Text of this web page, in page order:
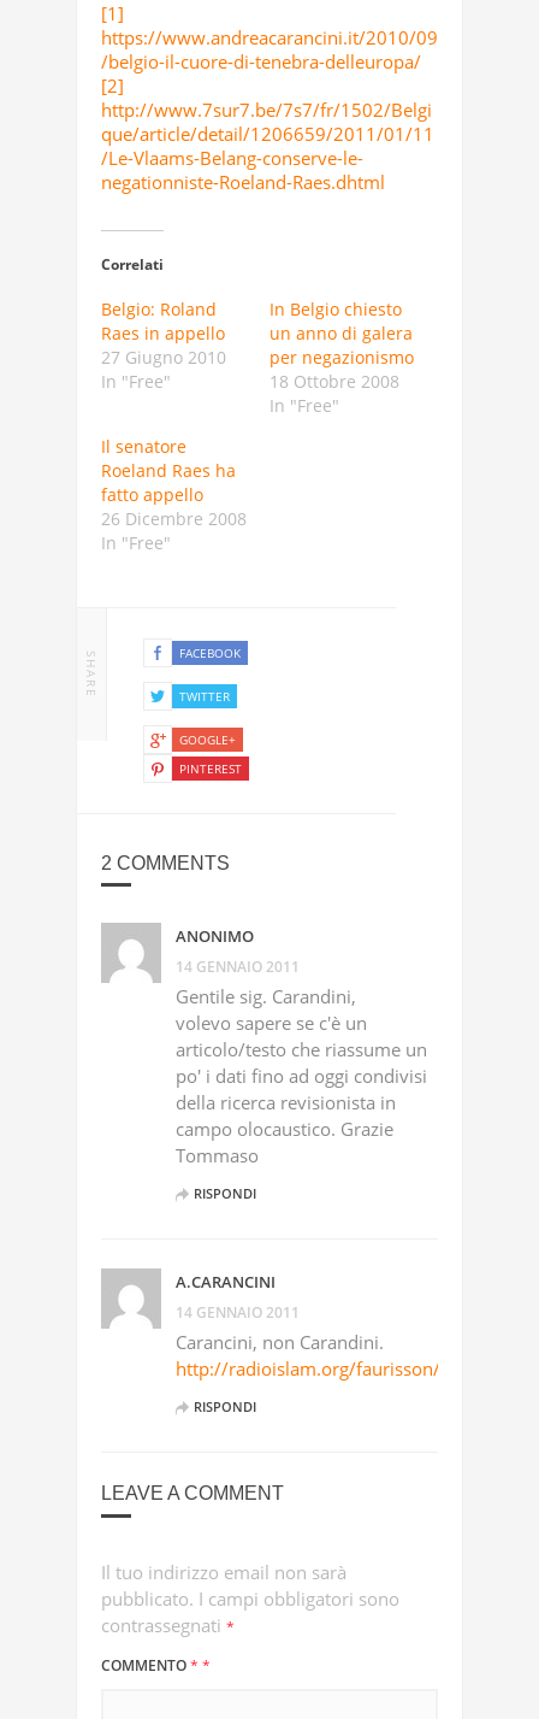
[1]
https://www.andreacarancini.it/2010/09
/belgio-il-cuore-di-tenebra-delleuropa/
[2]
http://www.7sur7.be/7s7/fr/1502/Belgi
que/article/detail/1206659/2011/01/11
/Le-Vlaams-Belang-conserve-le-
negationniste-Roeland-Raes.dhtml
Correlati
Belgio: Roland
Raes in appello
27 Giugno 2010
In "Free"
In Belgio chiesto
un anno di galera
per negazionismo
18 Ottobre 2008
In "Free"
Il senatore
Roeland Raes ha
fatto appello
26 Dicembre 2008
In "Free"
SHARE FACEBOOK
TWITTER
GOOGLE+
PINTEREST
2 COMMENTS
ANONIMO
14 GENNAIO 2011
Gentile sig. Carandini,
volevo sapere se c'è un
articolo/testo che riassume un
po' i dati fino ad oggi condivisi
della ricerca revisionista in
campo olocaustico. Grazie
Tommaso
RISPONDI
A.CARANCINI
14 GENNAIO 2011
Carancini, non Carandini.
http://radioislam.org/faurisson/it/
RISPONDI
LEAVE A COMMENT
Il tuo indirizzo email non sarà
pubblicato. I campi obbligatori sono
contrassegnati *
COMMENTO* *